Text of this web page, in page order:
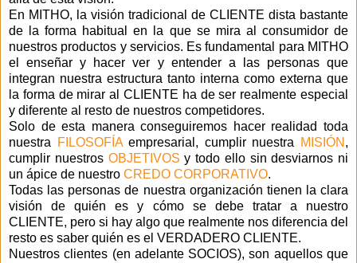
En MITHO, la visión tradicional de CLIENTE dista bastante
de la forma habitual en la que se mira al consumidor de
nuestros productos y servicios. Es fundamental para MITHO
el enseñar y hacer ver y entender a las personas que
integran nuestra estructura tanto interna como externa que
la forma de mirar al CLIENTE ha de ser realmente especial
y diferente al resto de nuestros competidores.
Solo de esta manera conseguiremos hacer realidad toda
nuestra FILOSOFÍAempresarial, cumplir nuestra MISIÓN ,
cumplir nuestros OBJETIVOS y todo ello sin desviarnos ni
un ápice de nuestro CREDO CORPORATIVO.
Todas las personas de nuestra organización tienen la clara
visión de quién es y cómo se debe tratar a nuestro
CLIENTE, pero si hay algo que realmente nos diferencia del
resto es saber quién es el VERDADERO CLIENTE.
Nuestros clientes (en adelante SOCIOS), son aquellos que